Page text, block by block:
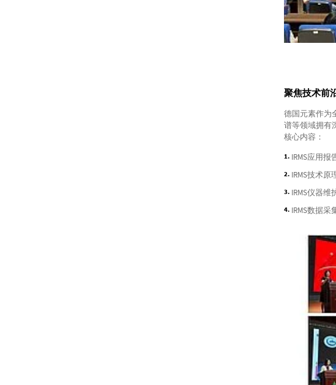
聚焦技术前
德国元素作为
谱等领域拥有
核心内容：
IRMS应用报
IRMS技术
IRMS仪器
IRMS数据采